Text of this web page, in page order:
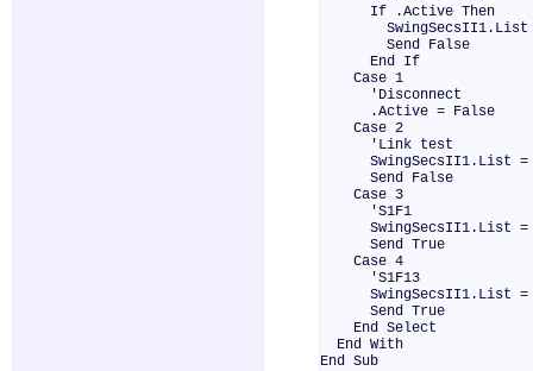
If .Active Then
SwingSecsII1.List =
Send False
End If
Case 1
'Disconnect
.Active = False
Case 2
'Link test
SwingSecsII1.List =
Send False
Case 3
'S1F1
SwingSecsII1.List =
Send True
Case 4
'S1F13
SwingSecsII1.List =
Send True
End Select
End With
End Sub